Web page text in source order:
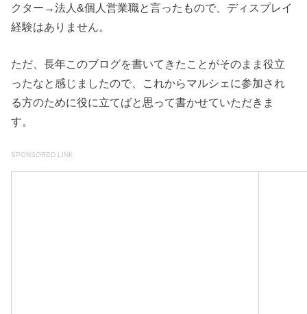
クター→法人&個人営業職と言ったもので、ディスプレイ
経験はありません。
ただ、長年このブログを書いてきたことがそのまま役立
ったなと感じましたので、これからマルシェに参加され
る方のために役に立てばと思って書かせていただきま
す。
SPONSORED LINK